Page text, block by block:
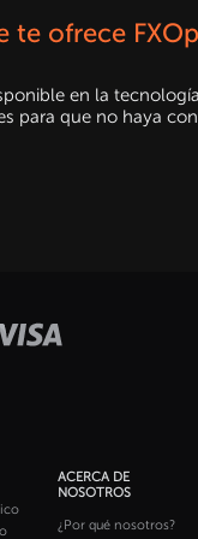
te ofrece
en la
para que no haya
ACERCA DE
NOSOTROS
¿Por qué nosotros?